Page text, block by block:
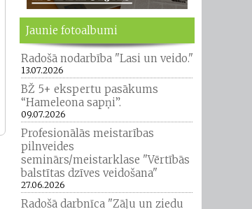
Jaunie fotoalbumi
Radošā nodarbība "Lasi un veido."
13.07.2026
BŽ 5+ ekspertu pasākums
“Hameleona sapņi”.
09.07.2026
Profesionālās meistarības
pilnveides
seminārs/meistarklase "Vērtībās
balstītas dzīves veidošana"
27.06.2026
Radošā darbnīca "Zāļu un ziedu